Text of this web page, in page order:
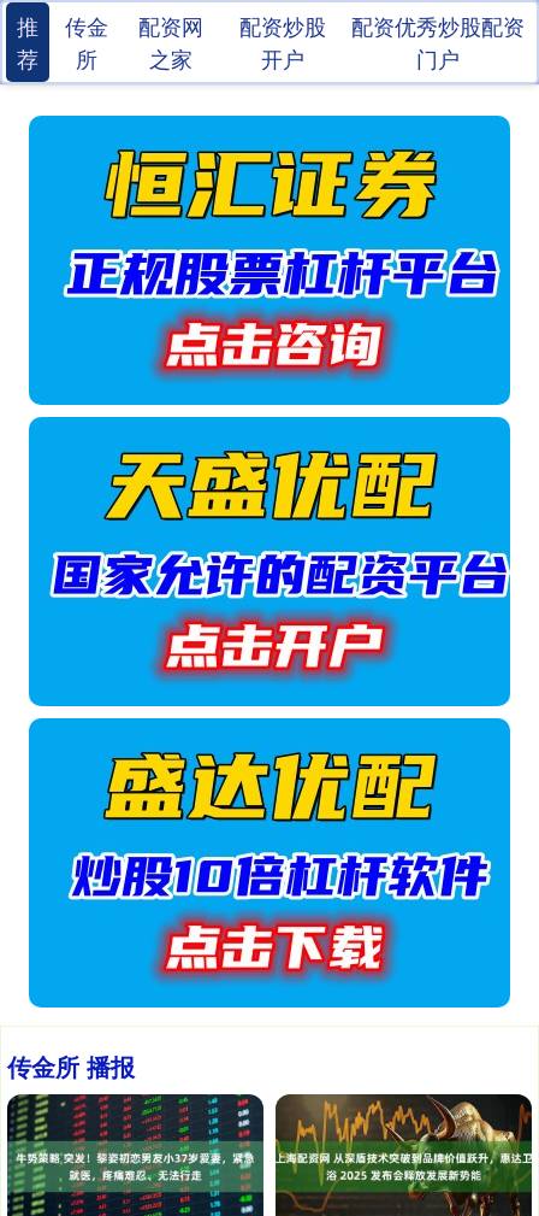
传金所 播报
推
荐
传金
所
配资网
之家
配资炒股
开户
配资优秀炒股配资
门户